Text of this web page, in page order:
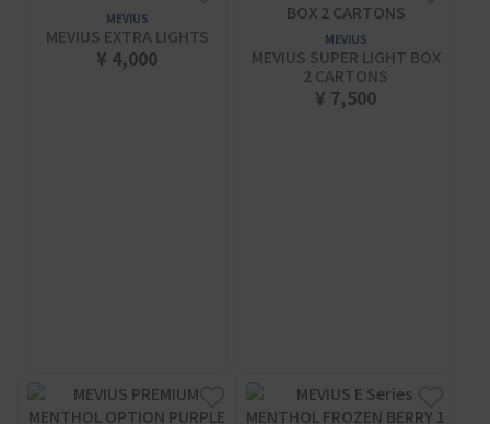
MEVIUS
MEVIUS EXTRA LIGHTS
¥ 4,000
MEVIUS
MEVIUS SUPER LIGHT BOX
2 CARTONS
¥ 7,500